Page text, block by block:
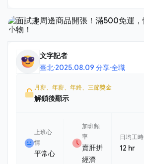
文字記者
臺北·2025.08.09 分享·全職
月薪、年薪、年終、三節獎金
解鎖後顯示
上班心
情
平常心
加班頻
率
賣肝拼
經濟
日均工時
12 hr